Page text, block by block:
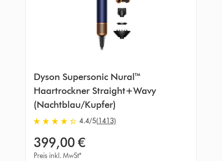
Dyson Supersonic Nural™
Haartrockner Straight+Wavy
(Nachtblau/Kupfer)
4.4
von
5
Sternen
4.4/5(1413)
399,00 €
Preis inkl. MwSt*